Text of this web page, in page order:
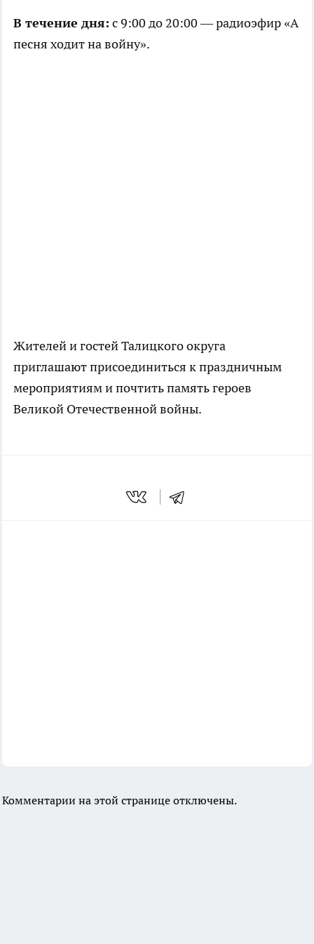
В течение дня: с 9:00 до 20:00 — радиоэфир «А
песня ходит на войну».
Жителей и гостей Талицкого округа
приглашают присоединиться к праздничным
мероприятиям и почтить память героев
Великой Отечественной войны.
Комментарии на этой странице отключены.